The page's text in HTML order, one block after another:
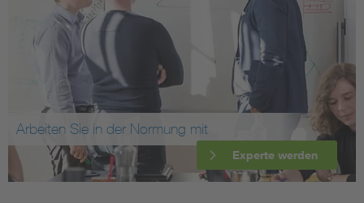
Arbeiten Sie in der Normung mit
Experte werden